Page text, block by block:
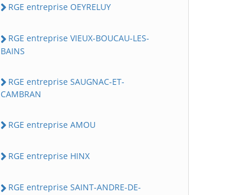
RGE entreprise OEYRELUY
RGE entreprise VIEUX-BOUCAU-LES-
BAINS
RGE entreprise SAUGNAC-ET-
CAMBRAN
RGE entreprise AMOU
RGE entreprise HINX
RGE entreprise SAINT-ANDRE-DE-